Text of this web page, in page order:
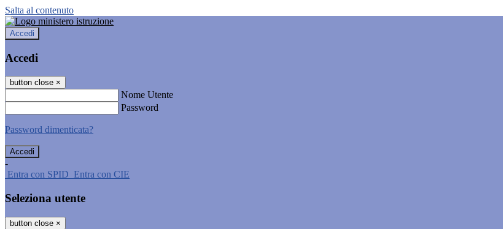
Salta al contenuto
Accedi
Accedi
button close ×
Nome Utente
Password
Password dimenticata?
-
Entra con SPID Entra con CIE
Seleziona utente
button close ×